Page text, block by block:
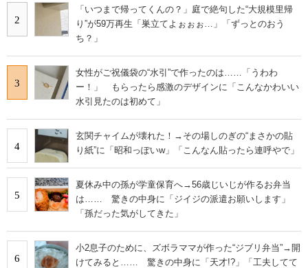
2
「いつまで帰ってくんの？」庭で絶句した“大規模里帰
り”が59万再生「巣立てよぉぉぉ…」「ずっとのおう
ち？」
3
女性がご祝儀袋の“水引”で作ったのは……「うわわ
ー！」 もらったら感激のデザインに「こんなかわいい
水引見たのは初めて」
4
玄関チャイムが壊れた！→その場しのぎの“まさかの貼
り紙”に「昭和っぽいw」「こんなん貼ったら連呼やで」
5
夏休み中の孫が学童保育へ→56歳じいじが作るお弁当
は…… 驚きの中身に「ジイジの派遣お願いします」
「孫だった気がしてきた」
6
小2息子のために、ズボラママが作った“ジブリ弁当”→開
けてみると…… 驚きの中身に「天才!?」「工夫してて